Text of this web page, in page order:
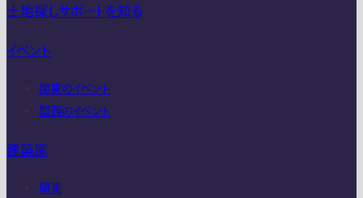
土地探しサポートを知る
イベント
関東のイベント
関西のイベント
建築家
関東